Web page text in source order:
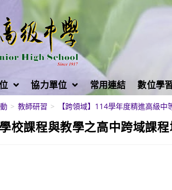
協力單位 常用連結 數位學
> 教師研習 > 【跨領域】114學年度精進高級
校課程與教學之高中跨域課